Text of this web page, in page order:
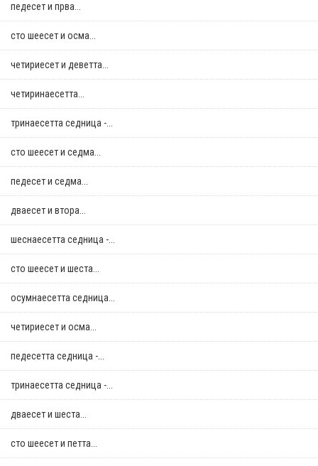
педесет и прва...
сто шеесет и осма...
четириесет и деветта...
четиринаесетта...
тринаесетта седница -...
сто шеесет и седма...
педесет и седма...
дваесет и втора...
шеснаесетта седница -...
сто шеесет и шеста...
осумнaесетта седница...
четириесет и осма...
педесетта седница -...
тринаесетта седница -...
дваесет и шеста...
сто шеесет и петта...